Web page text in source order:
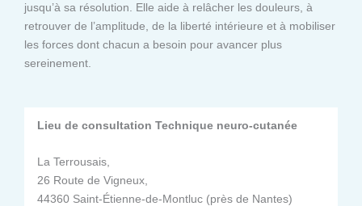
jusqu’à sa résolution. Elle aide à relâcher les douleurs, à
retrouver de l’amplitude, de la liberté intérieure et à mobiliser
les forces dont chacun a besoin pour avancer plus
sereinement.
Lieu de consultation Technique neuro-cutanée
La Terrousais,
26 Route de Vigneux,
44360 Saint-Étienne-de-Montluc (près de Nantes)